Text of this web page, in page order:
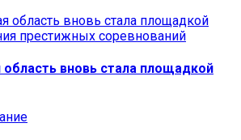
область вновь стала площадкой